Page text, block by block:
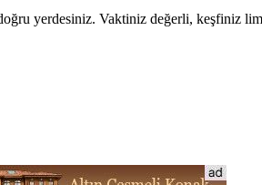
doğru yerdesiniz. Vaktiniz değerli, keşfiniz